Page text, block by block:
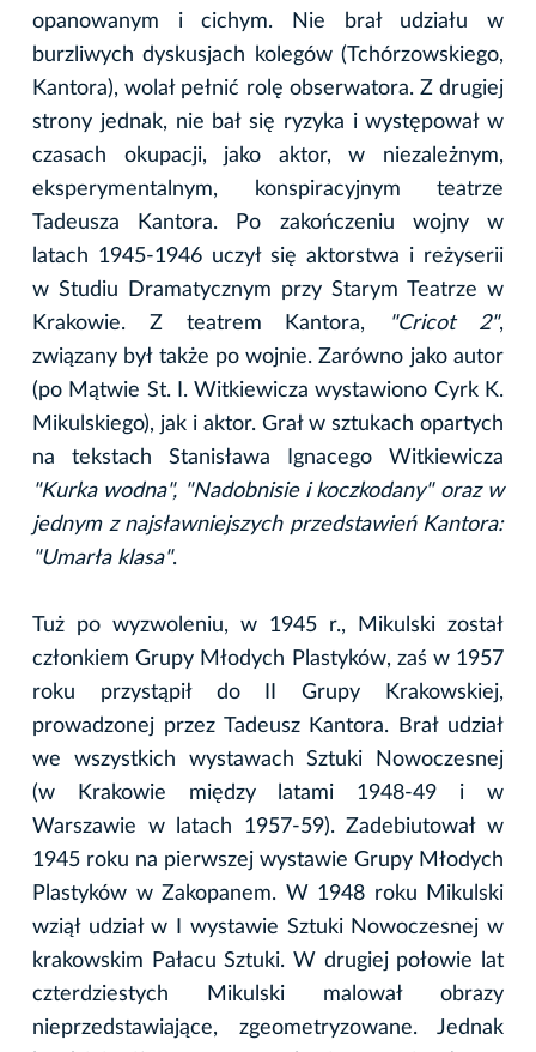
opanowanym i cichym. Nie brał udziału w
burzliwych dyskusjach kolegów (Tchórzowskiego,
Kantora), wolał pełnić rolę obserwatora. Z drugiej
strony jednak, nie bał się ryzyka i występował w
czasach okupacji, jako aktor, w niezależnym,
eksperymentalnym, konspiracyjnym teatrze
Tadeusza Kantora. Po zakończeniu wojny w
latach 1945-1946 uczył się aktorstwa i reżyserii
w Studiu Dramatycznym przy Starym Teatrze w
Krakowie. Z teatrem Kantora,
"Cricot 2",
związany był także po wojnie. Zarówno jako autor
(po Mątwie St. I. Witkiewicza wystawiono Cyrk K.
Mikulskiego), jak i aktor. Grał w sztukach opartych
na tekstach Stanisława Ignacego Witkiewicza
"Kurka wodna", "Nadobnisie i koczkodany" oraz w
jednym z najsławniejszych przedstawień Kantora:
"Umarła klasa".
Tuż po wyzwoleniu, w 1945 r., Mikulski został
członkiem Grupy Młodych Plastyków, zaś w 1957
roku przystąpił do II Grupy Krakowskiej,
prowadzonej przez Tadeusz Kantora. Brał udział
we wszystkich wystawach Sztuki Nowoczesnej
(w Krakowie między latami 1948-49 i w
Warszawie w latach 1957-59). Zadebiutował w
1945 roku na pierwszej wystawie Grupy Młodych
Plastyków w Zakopanem. W 1948 roku Mikulski
wziął udział w I wystawie Sztuki Nowoczesnej w
krakowskim Pałacu Sztuki. W drugiej połowie lat
czterdziestych Mikulski malował obrazy
nieprzedstawiające, zgeometryzowane. Jednak